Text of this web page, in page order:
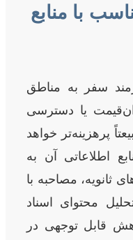
با منابع
سفر به مناطق
یا دسترسی
پرهزینه‌تر خواهد
اطلاعاتی آن به
ثانویه، مصاحبه با
محتوای اسناد
قابل توجهی در